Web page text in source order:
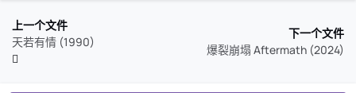
上一个文件
天若有情 (1990)
下一个文件
爆裂崩塌 Aftermath (2024)